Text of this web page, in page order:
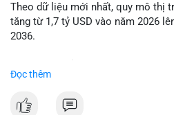
Lời khuyên: Nhà đầu tư nhỏ lẻ nên
khi giao dịch được xác nhận, tránh
ưu tiên quản trị rủi ro trong giai
#btcmempool65k
Theo dữ liệu mới nhất, quy mô thị
tăng từ 1,7 tỷ USD vào năm 2026
2036.
hàng năm (CAGR) ấn tượng lên tới
Điều gì đang thúc đẩy sự tăng
Đọc thêm